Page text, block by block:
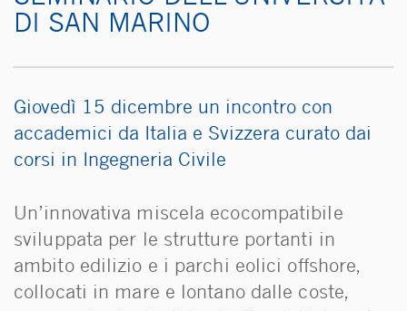
DI SAN MARINO
Giovedì 15 dicembre un incontro con
accademici da Italia e Svizzera curato dai
corsi in Ingegneria Civile
Un’innovativa miscela ecocompatibile
sviluppata per le strutture portanti in
ambito edilizio e i parchi eolici offshore,
collocati in mare e lontano dalle coste,